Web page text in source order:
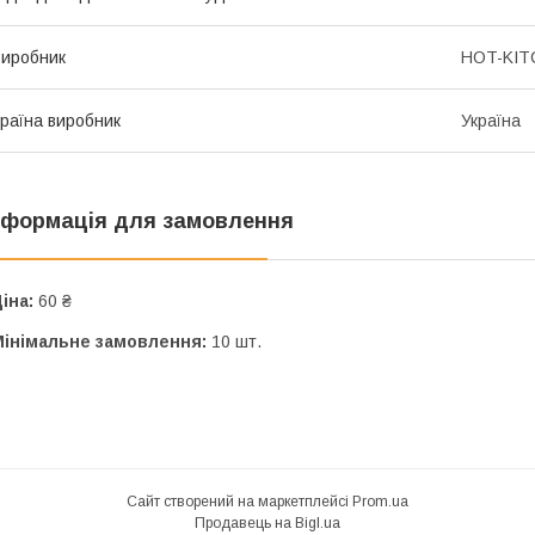
HOT-
виробник Україна
для замовлення
60 ₴
замовлення: 10 шт.
Сайт створений на маркетплейсі Prom.ua
Продавець на Bigl.ua